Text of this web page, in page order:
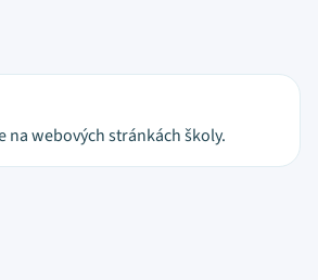
webových stránkách školy.